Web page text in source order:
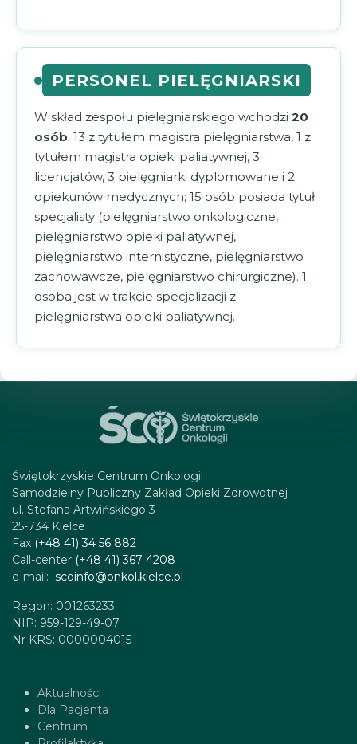
PERSONEL PIELĘGNIARSKI
W skład zespołu pielęgniarskiego wchodzi20
osób: 13 z tytułem magistra pielęgniarstwa, 1 z
tytułem magistra opieki paliatywnej, 3
licencjatów, 3 pielęgniarki dyplomowane i 2
opiekunów medycznych; 15 osób posiada tytuł
specjalisty (pielęgniarstwo onkologiczne,
pielęgniarstwo opieki paliatywnej,
pielęgniarstwo internistyczne, pielęgniarstwo
zachowawcze, pielęgniarstwo chirurgiczne). 1
osoba jest w trakcie specjalizacji z
pielęgniarstwa opieki paliatywnej.
Świętokrzyskie Centrum Onkologii
Samodzielny Publiczny Zakład Opieki Zdrowotnej
ul. Stefana Artwińskiego 3
25-734 Kielce
Fax (+48 41) 34 56 882
Call-center (+48 41) 367 4208
e-mail: scoinfo@onkol.kielce.pl
Regon: 001263233
NIP: 959-129-49-07
Nr KRS: 0000004015
Aktualności
Dla Pacjenta
Centrum